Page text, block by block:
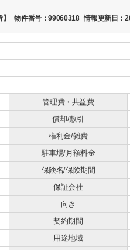
物件番号：99060318 情報更新日：
管理費・共益費
償却/敷引
権利金/雑費
駐車場/月額料金
保険名/保険期間
保証会社
向き
契約期間
用途地域